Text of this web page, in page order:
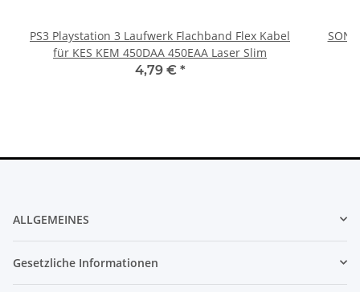
PS3 Playstation 3 Laufwerk Flachband Flex Kabel
für KES KEM 450DAA 450EAA Laser Slim
4,79 € *
ALLGEMEINES
Gesetzliche Informationen